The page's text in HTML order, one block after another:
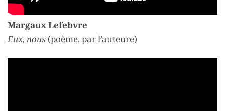
Margaux Lefebvre
Eux, nous (poème, par l’auteure)